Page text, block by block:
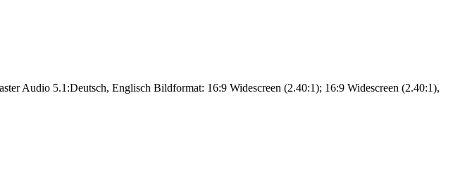
Audio 5.1:Deutsch, Englisch Bildformat: 16:9 Widescreen (2.40:1); 16:9 Widescreen (2.40:1),